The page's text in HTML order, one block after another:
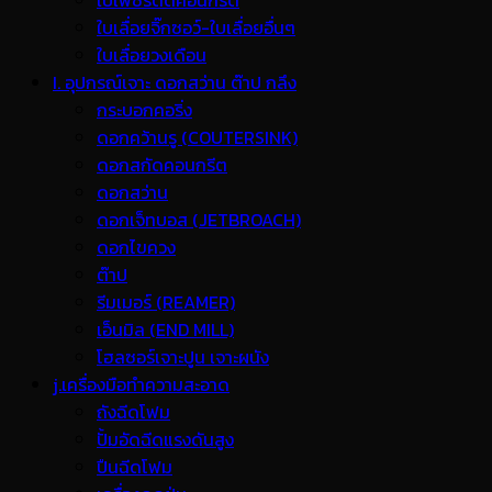
ใบเลื่อยจิ๊กซอว์-ใบเลื่อยอื่นๆ
ใบเลื่อยวงเดือน
I. อุปกรณ์เจาะ ดอกสว่าน ต๊าป กลึง
กระบอกคอริ่ง
ดอกคว้านรู (COUTERSINK)
ดอกสกัดคอนกรีต
ดอกสว่าน
ดอกเจ็ทบอส (JETBROACH)
ดอกไขควง
ต๊าป
รีมเมอร์ (REAMER)
เอ็นมิล (END MILL)
โฮลซอร์เจาะปูน เจาะผนัง
j.เครื่องมือทำความสะอาด
ถังฉีดโฟม
ปั้มอัดฉีดแรงดันสูง
ปืนฉีดโฟม